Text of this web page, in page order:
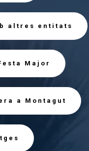
altres entitats
Major
a Montagut